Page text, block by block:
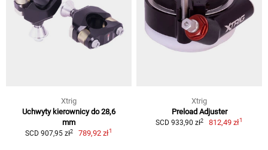
Xtrig
Uchwyty kierownicy do 28,6
mm
SCD 907,95 zł2 789,92 zł1
Xtrig
Preload Adjuster
SCD 933,90 zł2 812,49 zł1